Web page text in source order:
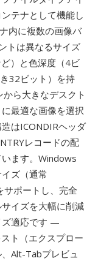
テナとして機能し
内に複数の画像バ
トは異なるサイズ
）と色深度（4ビ
32ビット）を持
ら大きなデスクト
最適な画像を選択
はICONDIRヘッダ
レコードの配
ます。Windows
ズ（通常
ポートし、完全
イズを大幅に削減
ズ適応です —
ト（エクスプロー
Alt-Tabプレビュ